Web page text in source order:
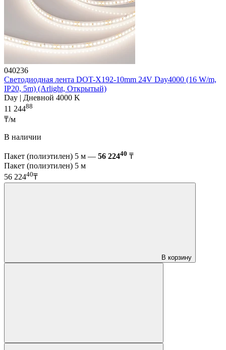
040236
Светодиодная лента DOT-X192-10mm 24V Day4000 (16 W/m,
IP20, 5m) (Arlight, Открытый)
Day | Дневной 4000 K
11 24488
₸/м
В наличии
Пакет (полиэтилен) 5 м — 56 22440 ₸
Пакет (полиэтилен) 5 м
56 22440₸
В корзину